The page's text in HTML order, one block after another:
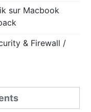
sur Macbook
& Firewall /